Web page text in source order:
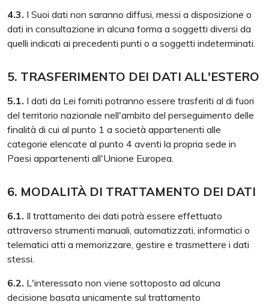
4.3. I Suoi dati non saranno diffusi, messi a disposizione o
dati in consultazione in alcuna forma a soggetti diversi da
quelli indicati ai precedenti punti o a soggetti indeterminati.
5. TRASFERIMENTO DEI DATI ALL'ESTERO
5.1. I dati da Lei forniti potranno essere trasferiti al di fuori
del territorio nazionale nell'ambito del perseguimento delle
finalità di cui al punto 1 a società appartenenti alle
categorie elencate al punto 4 aventi la propria sede in
Paesi appartenenti all'Unione Europea.
6. MODALITÀ DI TRATTAMENTO DEI DATI
6.1. Il trattamento dei dati potrà essere effettuato
attraverso strumenti manuali, automatizzati, informatici o
telematici atti a memorizzare, gestire e trasmettere i dati
stessi.
6.2. L'interessato non viene sottoposto ad alcuna
decisione basata unicamente sul trattamento